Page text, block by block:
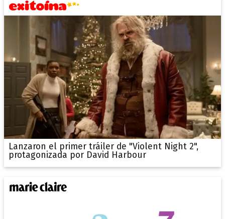
Lanzaron el primer tráiler de "Violent Night 2",
protagonizada por David Harbour